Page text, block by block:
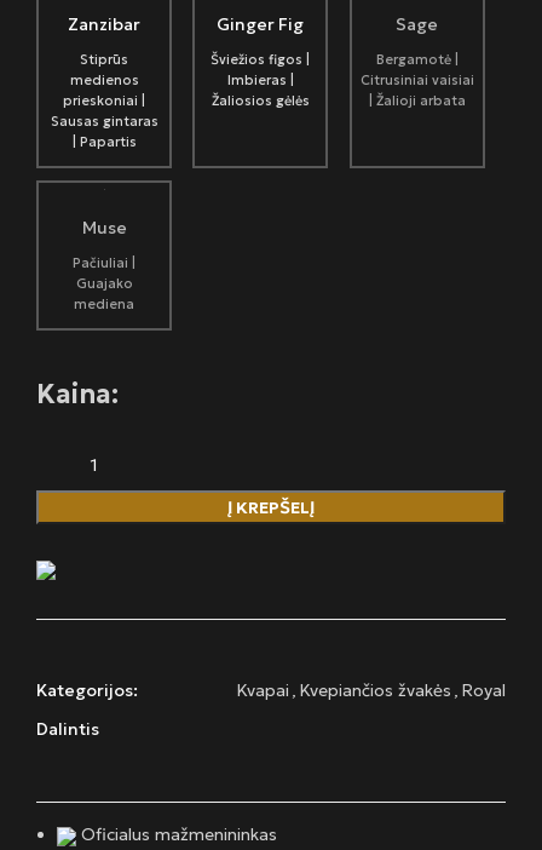
Zanzibar
Stiprūs
medienos
prieskoniai |
Sausas gintaras
| Papartis
Ginger Fig
Šviežios figos |
Imbieras |
Žaliosios gėlės
Sage
Bergamotė |
Citrusiniai vaisiai
| Žalioji arbata
Muse
Pačiuliai |
Guajako
mediena
Kaina:
Į KREPŠELĮ
Kategorijos: Kvapai , Kvepiančios žvakės , Royal
Dalintis
Oficialus mažmenininkas